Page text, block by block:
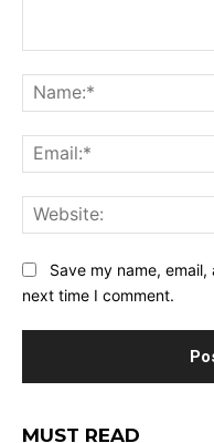
Save my name,
next time I comment.
MUST READ